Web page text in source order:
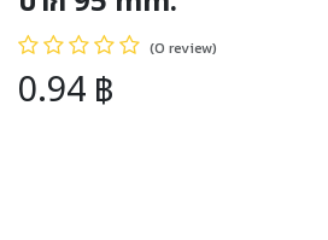
(0 review)
0.94 ฿